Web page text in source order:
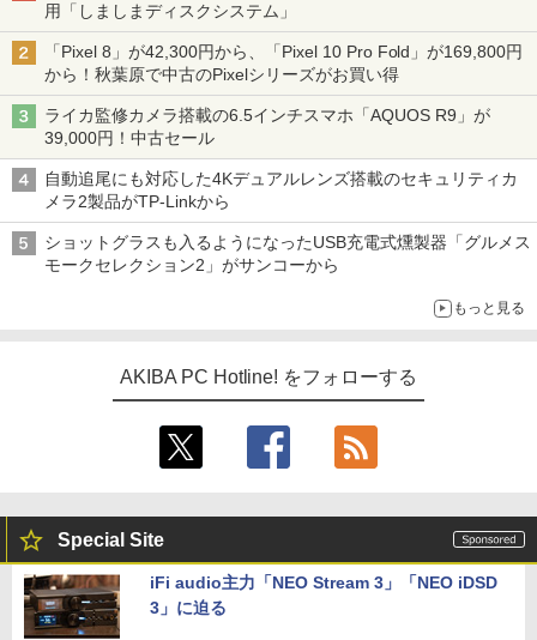
用「しましまディスクシステム」
「Pixel 8」が42,300円から、「Pixel 10 Pro Fold」が169,800円
から！秋葉原で中古のPixelシリーズがお買い得
ライカ監修カメラ搭載の6.5インチスマホ「AQUOS R9」が
39,000円！中古セール
自動追尾にも対応した4Kデュアルレンズ搭載のセキュリティカ
メラ2製品がTP-Linkから
ショットグラスも入るようになったUSB充電式燻製器「グルメス
モークセレクション2」がサンコーから
もっと見る
AKIBA PC Hotline! をフォローする
Special Site
iFi audio主力「NEO Stream 3」「NEO iDSD
3」に迫る